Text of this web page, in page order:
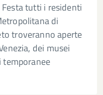
tutti i residenti
di
troveranno aperte
dei musei
temporanee